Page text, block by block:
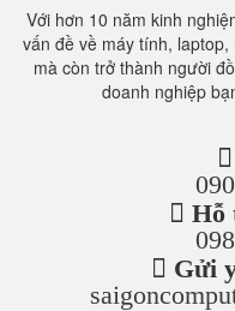
Với hơn 10 năm kinh
vấn đề về máy tính,
mà còn trở thành người
doanh nghiệp
Hỗ
Gửi